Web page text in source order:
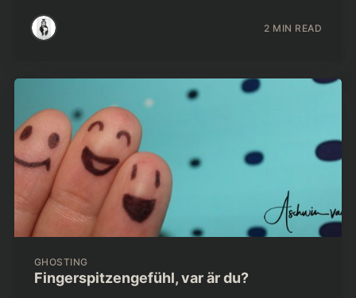
2 MIN READ
GHOSTING
Fingerspitzengefühl, var är du?